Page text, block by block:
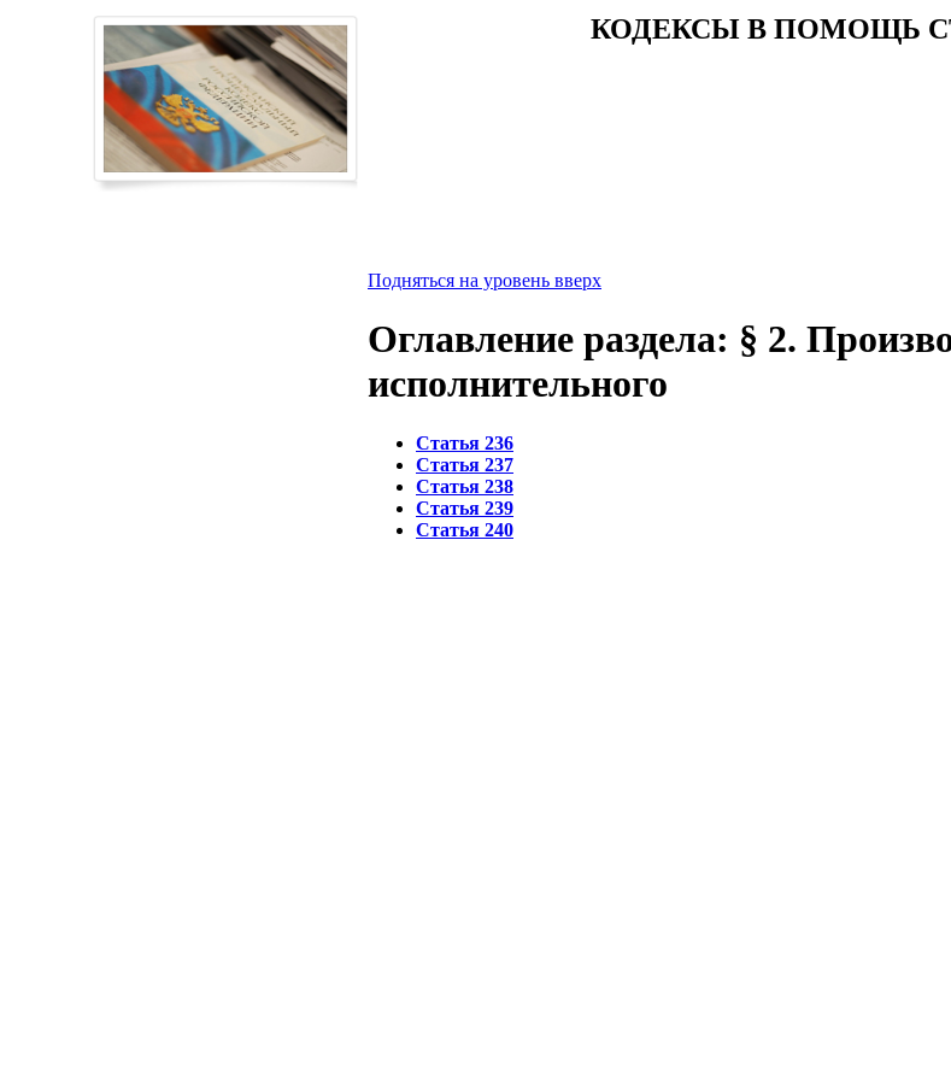
КОДЕКСЫ В ПОМОЩЬ
Подняться на уровень вверх
Оглавление раздела: § 2.
исполнительного
Статья 236
Статья 237
Статья 238
Статья 239
Статья 240